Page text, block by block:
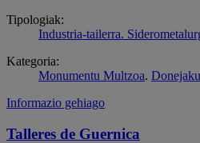
Tipologiak:
Industria-tailerra.
Kategoria:
Monumentu Multzoa.
Informazio gehiago
Talleres de Guernica